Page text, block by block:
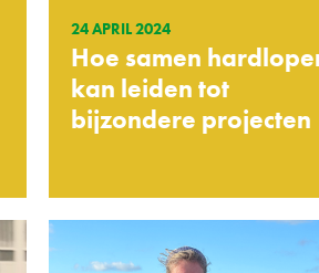
24 APRIL 2024
Hoe samen
kan leiden tot
bijzondere projecten